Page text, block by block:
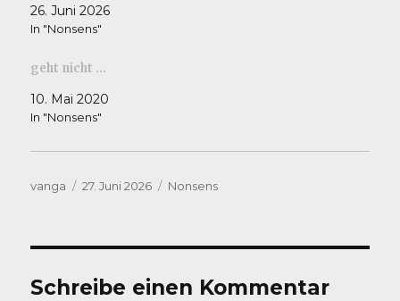
26. Juni 2026
In "Nonsens"
geht nicht …
10. Mai 2020
In "Nonsens"
Autor
vanga
Veröffentlicht
27. Juni 2026 Kategorien
Nonsens
Schreibe einen Kommentar